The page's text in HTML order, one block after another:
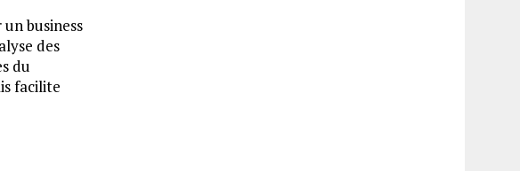
business
des
du
facilite